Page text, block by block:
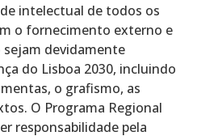
intelectual de todos os
o fornecimento externo e
devidamente
do Lisboa 2030, incluindo
o grafismo, as
O Programa Regional
responsabilidade pela